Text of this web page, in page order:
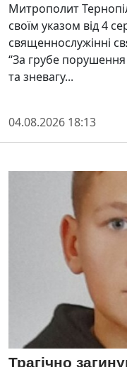
Митрополит
своїм указом від 4
священнослужінні
“За грубе
та зневагу...
04.08.2026 18:13
Трагічно